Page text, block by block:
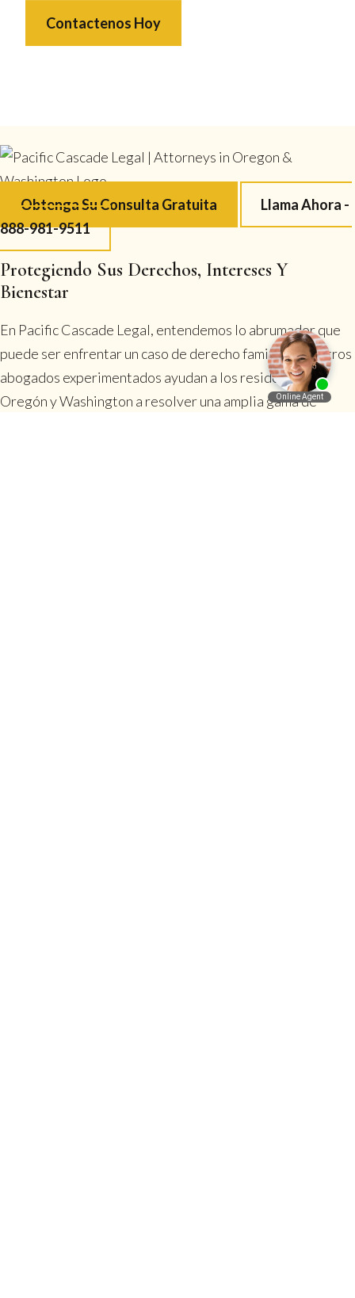
Contactenos Hoy
Obtenga Su Consulta Gratuita
Llama Ahora -
888-981-9511
Protegiendo Sus Derechos, Intereses Y
Bienestar
En Pacific Cascade Legal, entendemos lo abrumador que
puede ser enfrentar un caso de derecho familiar. Nuestros
abogados experimentados ayudan a los residentes de
Oregón y Washington a resolver una amplia gama de